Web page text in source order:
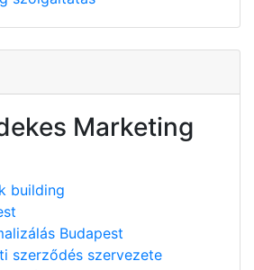
Marketing
building
Budapest
szerződés szervezete